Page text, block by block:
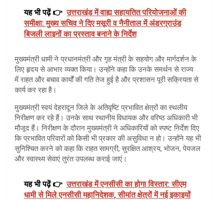
यह भी पढ़ें 👉 उत्तराखंड में वाह्य सहायतित परियोजनाओं की
समीक्षा: मुख्य सचिव ने दिए मसूरी व नैनीताल में अंडरग्राउंड
बिजली लाइनों का प्रस्ताव बनाने के निर्देश
मुख्यमंत्री धामी ने प्रधानमंत्री और गृह मंत्री के सहयोग और मार्गदर्शन के
लिए हृदय से आभार व्यक्त किया। उन्होंने कहा कि उनके समर्थन से राज्य
में राहत और बचाव कार्यों की गति तेज हुई है और प्रशासन पूरी सक्रियता से
कार्य कर रहा है।
मुख्यमंत्री स्वयं देहरादून जिले के अतिवृष्टि प्रभावित क्षेत्रों का स्थलीय
निरीक्षण कर रहे हैं। उनके साथ स्थानीय विधायक और वरिष्ठ अधिकारी भी
मौजूद हैं। निरीक्षण के दौरान मुख्यमंत्री ने अधिकारियों को स्पष्ट निर्देश दिए
कि प्रभावित परिवारों को किसी भी प्रकार की असुविधा न हो। उन्होंने यह भी
सुनिश्चित करने को कहा कि राहत सामग्री, सुरक्षित आश्रय, भोजन, पेयजल
और स्वास्थ्य सेवाएं तुरंत उपलब्ध कराई जाएं।
यह भी पढ़ें 👉 उत्तराखंड में एनसीसी का होगा विस्तार: सीएम
धामी से मिले एनसीसी महानिदेशक, सीमांत क्षेत्रों में नई इकाइयों